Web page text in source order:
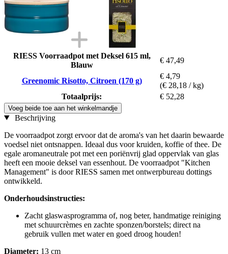
RIESS Voorraadpot met Deksel 615 ml,
Blauw
€ 47,49
Greenomic Risotto, Citroen (170 g)
€ 4,79
(€ 28,18 / kg)
Totaalprijs:
€ 52,28
Voeg beide toe aan het winkelmandje
Beschrijving
De voorraadpot zorgt ervoor dat de aroma's van het daarin bewaarde
voedsel niet ontsnappen. Ideaal dus voor kruiden, koffie of thee. De
egale aromaneutrale pot met een poriënvrij glad oppervlak van glas
heeft een mooie deksel van essenhout. De voorraadpot "Kitchen
Management" is door RIESS samen met ontwerpbureau dottings
ontwikkeld.
Onderhoudsinstructies:
Zacht glaswasprogramma of, nog beter, handmatige reiniging
met schuurcrèmes en zachte sponzen/borstels; direct na
gebruik vullen met water en goed droog houden!
Diameter: 13 cm